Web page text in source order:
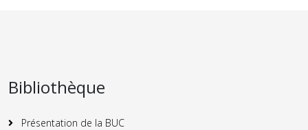
Bibliothèque
Présentation de la BUC